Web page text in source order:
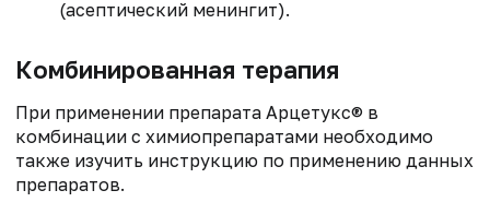
(асептический менингит).
Комбинированная терапия
При применении препарата Арцетукс® в
комбинации с химиопрепаратами необходимо
также изучить инструкцию по применению данных
препаратов.